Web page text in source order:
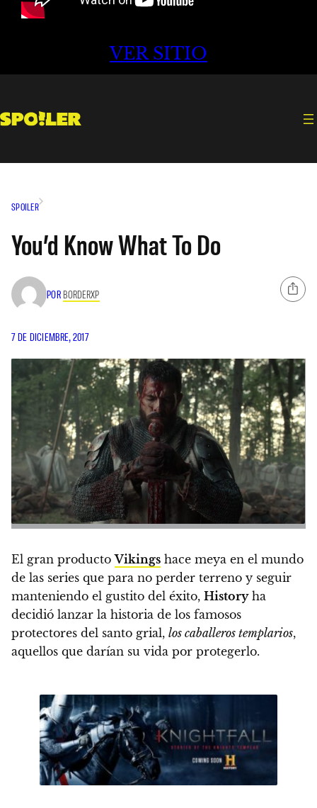
VER SITIO
SPOILER
You’d Know What To Do
POR BORDERXP
7 DE DICIEMBRE, 2017
El gran productoVikings hace meya en el mundo
de las series que para no perder terreno y seguir
manteniendo el gustito del éxito, Historyha
decidió lanzar la historia de los famosos
protectores del santo grial, los caballeros templarios,
aquellos que darían su vida por protegerlo.